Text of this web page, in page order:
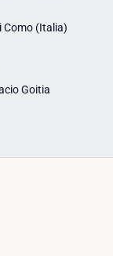
Como (Italia)
Goitia